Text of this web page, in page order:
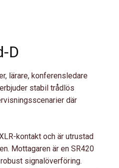
D
lärare, konferensledare
stabil trådlös
där
kontakt och är utrustad
Mottagaren är en SR420
signalöverföring.